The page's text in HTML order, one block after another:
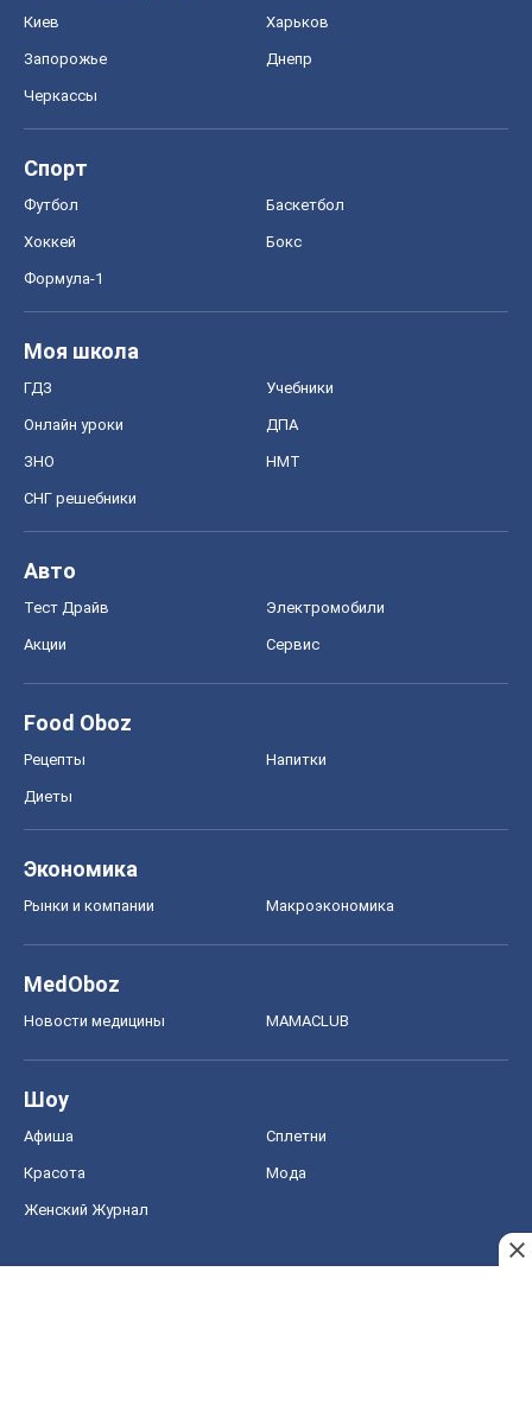
Киев Харьков
Запорожье Днепр
Черкассы
Спорт
Футбол Баскетбол
Хоккей Бокс
Формула-1
Моя школа
ГДЗ Учебники
Онлайн уроки ДПА
ЗНО НМТ
СНГ решебники
Авто
Тест Драйв Электромобили
Акции Сервис
Food Oboz
Рецепты Напитки
Диеты
Экономика
Рынки и компании Mакроэкономика
MedOboz
Новости медицины MAMACLUB
Шоу
Афиша Сплетни
Красота Мода
Женский Журнал